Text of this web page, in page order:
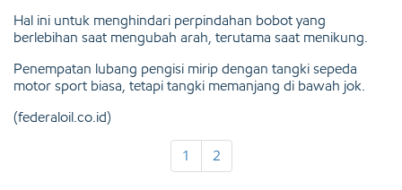
Hal ini untuk menghindari perpindahan bobot yang
berlebihan saat mengubah arah, terutama saat menikung.
Penempatan lubang pengisi mirip dengan tangki sepeda
motor sport biasa, tetapi tangki memanjang di bawah jok.
(federaloil.co.id)
1 2